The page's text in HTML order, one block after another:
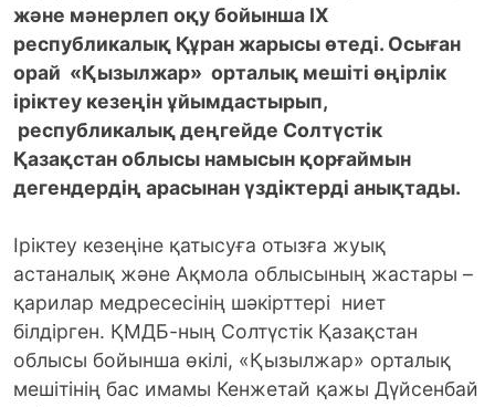
және мәнерлеп оқу бойынша ІХ
республикалық Құран жарысы өтеді. Осыған
орай «Қызылжар» орталық мешіті өңірлік
іріктеу кезеңін ұйымдастырып,
республикалық деңгейде Солтүстік
Қазақстан облысы намысын қорғаймын
дегендердің арасынан үздіктерді анықтады.
Іріктеу кезеңіне қатысуға отызға жуық
астаналық және Ақмола облысының жастары –
қарилар медресесінің шәкірттері ниет
білдірген. ҚМДБ-ның Солтүстік Қазақстан
облысы бойынша өкілі, «Қызылжар» орталық
мешітінің бас имамы Кенжетай қажы Дүйсенбай